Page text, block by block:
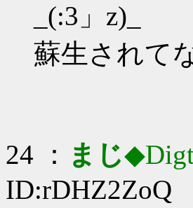
_(:3」z)_
蘇生されて
24 ： まじ
ID:rDHZ2ZoQ